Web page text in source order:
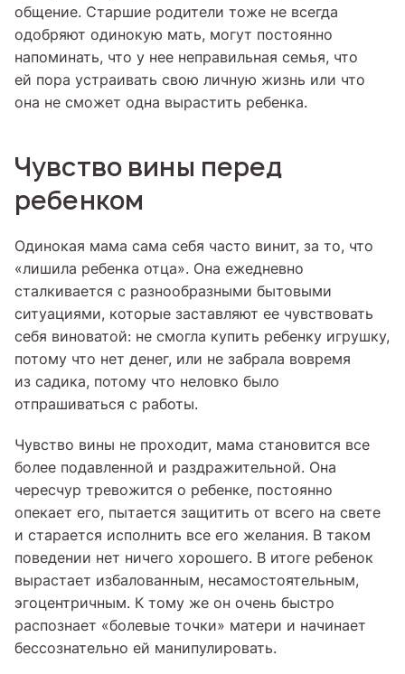
общение. Старшие родители тоже не всегда
одобряют одинокую мать, могут постоянно
напоминать, что у нее неправильная семья, что
ей пора устраивать свою личную жизнь или что
она не сможет одна вырастить ребенка.
Чувство вины перед
ребенком
Одинокая мама сама себя часто винит, за то, что
«лишила ребенка отца». Она ежедневно
сталкивается с разнообразными бытовыми
ситуациями, которые заставляют ее чувствовать
себя виноватой: не смогла купить ребенку игрушку,
потому что нет денег, или не забрала вовремя
из садика, потому что неловко было
отпрашиваться с работы.
Чувство вины не проходит, мама становится все
более подавленной и раздражительной. Она
чересчур тревожится о ребенке, постоянно
опекает его, пытается защитить от всего на свете
и старается исполнить все его желания. В таком
поведении нет ничего хорошего. В итоге ребенок
вырастает избалованным, несамостоятельным,
эгоцентричным. К тому же он очень быстро
распознает «болевые точки» матери и начинает
бессознательно ей манипулировать.